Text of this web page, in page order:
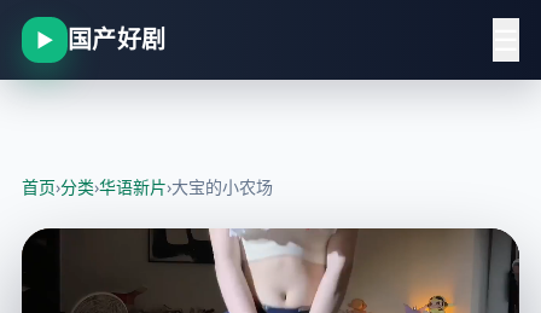
▶ 国产好剧
首页›分类›华语新片›大宝的小农场